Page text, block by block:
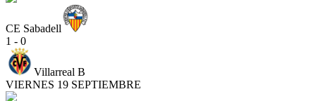
CE Sabadell
1 - 0
Villarreal B
VIERNES 19 SEPTIEMBRE